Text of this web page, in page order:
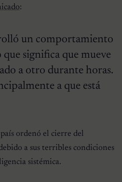
:
un comportamiento
significa que mueve
a otro durante horas.
a que está
ordenó el cierre del
a sus terribles condiciones
sistémica.